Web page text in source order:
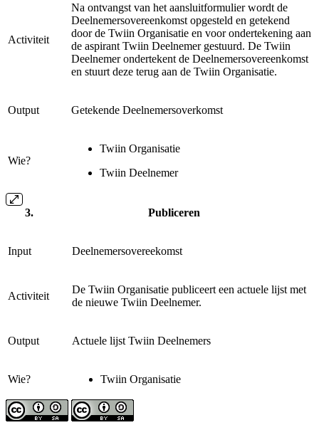
Activiteit
Na ontvangst van het aansluitformulier wordt de
Deelnemersovereenkomst opgesteld en getekend
door de Twiin Organisatie en voor ondertekening aan
de aspirant Twiin Deelnemer gestuurd. De Twiin
Deelnemer ondertekent de Deelnemersovereenkomst
en stuurt deze terug aan de Twiin Organisatie.
Output Getekende Deelnemersoverkomst
Wie?
Twiin Organisatie
Twiin Deelnemer
Publiceren
Input Deelnemersovereekomst
Activiteit
De Twiin Organisatie publiceert een actuele lijst met
de nieuwe Twiin Deelnemer.
Output Actuele lijst Twiin Deelnemers
Wie? Twiin Organisatie